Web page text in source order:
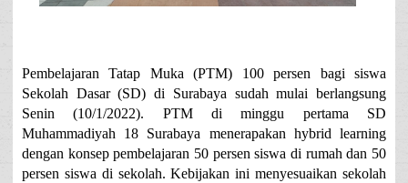
Pembelajaran Tatap Muka (PTM) 100 persen bagi siswa
Sekolah Dasar (SD) di Surabaya sudah mulai berlangsung
Senin (10/1/2022). PTM di minggu pertama SD
Muhammadiyah 18 Surabaya menerapakan hybrid learning
dengan konsep pembelajaran 50 persen siswa di rumah dan 50
persen siswa di sekolah. Kebijakan ini menyesuaikan sekolah